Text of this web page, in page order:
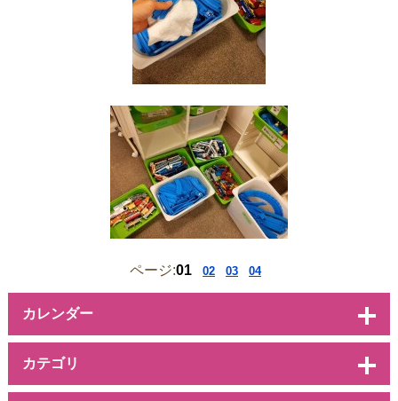
ページ:01 02 03 04
カレンダー
カテゴリ